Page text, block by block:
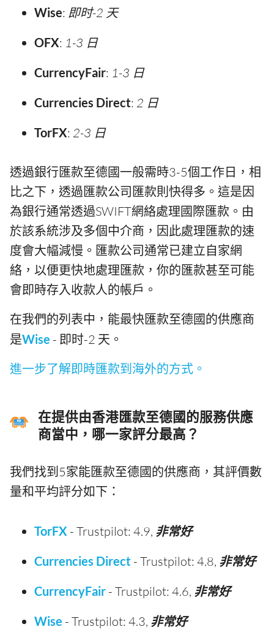
Wise: 即时-2 天
OFX: 1-3 日
CurrencyFair: 1-3 日
Currencies Direct: 2 日
TorFX: 2-3 日
透過銀行匯款至德國一般需時3-5個工作日，相
比之下，透過匯款公司匯款則快得多。這是因
為銀行通常透過SWIFT網絡處理國際匯款。由
於該系統涉及多個中介商，因此處理匯款的速
度會大幅減慢。匯款公司通常已建立自家網
絡，以便更快地處理匯款，你的匯款甚至可能
會即時存入收款人的帳戶。
在我們的列表中，能最快匯款至德國的供應商
是Wise - 即时-2 天。
進一步了解即時匯款到海外的方式。
在提供由香港匯款至德國的服務供應
商當中，哪一家評分最高？
我們找到5家能匯款至德國的供應商，其評價數
量和平均評分如下：
TorFX - Trustpilot: 4.9, 非常好
Currencies Direct - Trustpilot: 4.8, 非常好
CurrencyFair - Trustpilot: 4.6, 非常好
Wise - Trustpilot: 4.3, 非常好